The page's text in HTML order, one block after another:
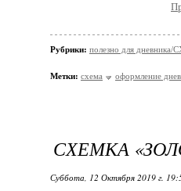
Рубрики: полезно для
Метки: схема оформление
СХЕМКА
Суббота, 12 Октября 2019 г.